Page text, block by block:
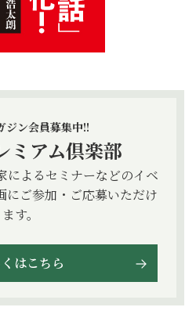
ジン会員募集中!!
ミアム倶楽部
によるセミナーなどのイベ
にご参加・ご応募いただけ
ます。
はこちら